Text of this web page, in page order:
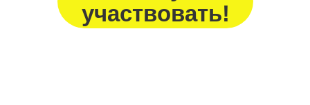
участвовать!